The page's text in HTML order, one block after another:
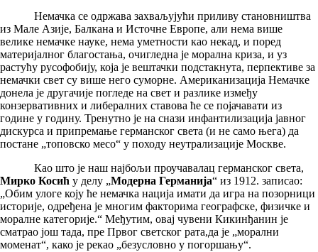
Немачка се одржава захваљујући приливу становништва
из Мале Азије, Балкана и Источне Европе, али нема више
велике немачке науке, нема уметности као некад, и поред
материјалног благостања, очигледна је морална криза, и уз
растућу русофобију, која је вештачки подстакнута, перпективе за
немачки свет су више него суморне. Американизација Немачке
донела је другачије погледе на свет и разлике између
конзервативних и либералних ставова ће се појачавати из
године у годину. Тренутно је на снази инфантилизација јавног
дискурса и припремање германског света (и не само њега) да
постане „топовско месо“ у походу неутрализације Москве.
Као што је наш најбољи проучавалац германског света,
Мирко Косић у делу „Модерна Германија“ из 1912. записао:
„Обим улоге коју ће немачка нација имати да игра на позорници
историје, одређена је многим факторима географске, физичке и
моралне категорије.“ Међутим, овај чувени Кикинђанин је
сматрао још тада, пре Првог светског рата,да је „морални
моменат“, како је рекао „безусловно у погоршању“.